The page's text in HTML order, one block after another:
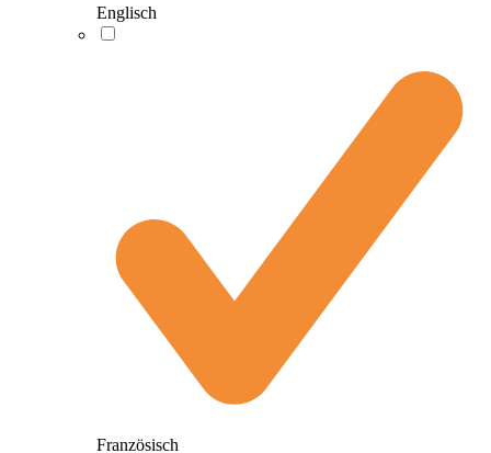
Englisch
Französisch